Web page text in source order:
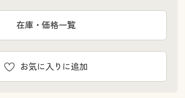
お気に入りに追加
在庫・価格一覧